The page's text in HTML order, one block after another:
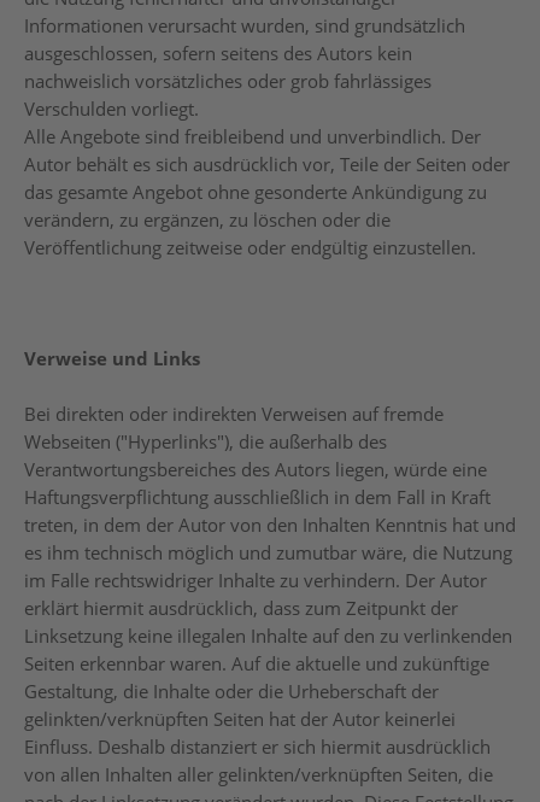
Informationen verursacht wurden, sind grundsätzlich
ausgeschlossen, sofern seitens des Autors kein
nachweislich vorsätzliches oder grob fahrlässiges
Verschulden vorliegt.
Alle Angebote sind freibleibend und unverbindlich. Der
Autor behält es sich ausdrücklich vor, Teile der Seiten oder
das gesamte Angebot ohne gesonderte Ankündigung zu
verändern, zu ergänzen, zu löschen oder die
Veröffentlichung zeitweise oder endgültig einzustellen.
Verweise und Links
Bei direkten oder indirekten Verweisen auf fremde
Webseiten ("Hyperlinks"), die außerhalb des
Verantwortungsbereiches des Autors liegen, würde eine
Haftungsverpflichtung ausschließlich in dem Fall in Kraft
treten, in dem der Autor von den Inhalten Kenntnis hat und
es ihm technisch möglich und zumutbar wäre, die Nutzung
im Falle rechtswidriger Inhalte zu verhindern. Der Autor
erklärt hiermit ausdrücklich, dass zum Zeitpunkt der
Linksetzung keine illegalen Inhalte auf den zu verlinkenden
Seiten erkennbar waren. Auf die aktuelle und zukünftige
Gestaltung, die Inhalte oder die Urheberschaft der
gelinkten/verknüpften Seiten hat der Autor keinerlei
Einfluss. Deshalb distanziert er sich hiermit ausdrücklich
von allen Inhalten aller gelinkten/verknüpften Seiten, die